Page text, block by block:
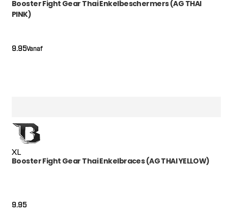
Booster Fight Gear Thai Enkelbeschermers (AG THAI
PINK)
Vanaf
9.95
XL
Booster Fight Gear Thai Enkelbraces (AG THAI YELLOW)
9.95